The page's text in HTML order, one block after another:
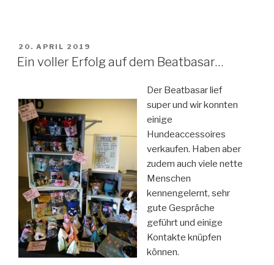
VERÖFFENTLICHT
AM
20. APRIL 2019
Ein voller Erfolg auf dem Beatbasar…
Der Beatbasar lief
super und wir konnten
einige
Hundeaccessoires
verkaufen. Haben aber
zudem auch viele nette
Menschen
kennengelernt, sehr
gute Gespräche
geführt und einige
Kontakte knüpfen
können.